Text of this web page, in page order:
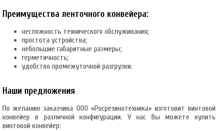
Преимущества ленточного конвейера:
несложность технического обслуживания;
простота устройства;
небольшие габаритные размеры;
герметичность;
удобство промежуточной разгрузки.
Наши предложения
По желанию заказчика ООО «Росрезинотехника» изготовит винтовой
конвейер в различной конфигурации. У нас Вы можете купить
винтовой конвейер: